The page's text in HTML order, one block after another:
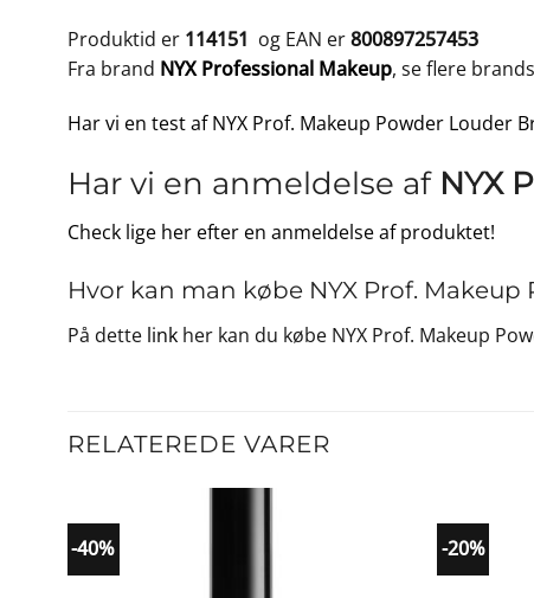
Produktid er 114151 og EAN er800897257453
Fra brand NYX Professional Makeup, se flere brands
Har vi en test af NYX Prof. Makeup Powder Louder
Har vi en anmeldelse af NYX
Check lige her efter en anmeldelse af produktet!
Hvor kan man købe NYX Prof. Makeup
På dette link her kan du købe NYX Prof. Makeup
RELATEREDE VARER
-40% -20%